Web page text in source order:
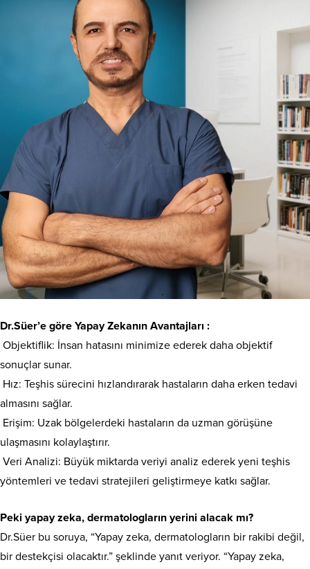
Dr.Süer’e göre Yapay Zekanın Avantajları :
Objektiflik: İnsan hatasını minimize ederek daha objektif
sonuçlar sunar.
Hız: Teşhis sürecini hızlandırarak hastaların daha erken tedavi
almasını sağlar.
Erişim: Uzak bölgelerdeki hastaların da uzman görüşüne
ulaşmasını kolaylaştırır.
Veri Analizi: Büyük miktarda veriyi analiz ederek yeni teşhis
yöntemleri ve tedavi stratejileri geliştirmeye katkı sağlar.
Peki yapay zeka, dermatologların yerini alacak mı?
Dr.Süer bu soruya, “Yapay zeka, dermatologların bir rakibi değil,
bir destekçisi olacaktır.” şeklinde yanıt veriyor. “Yapay zeka,